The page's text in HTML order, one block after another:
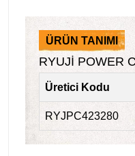
ÜRÜN TANIMI
RYUJİ POWER
Üretici Kodu
RYJPC423280